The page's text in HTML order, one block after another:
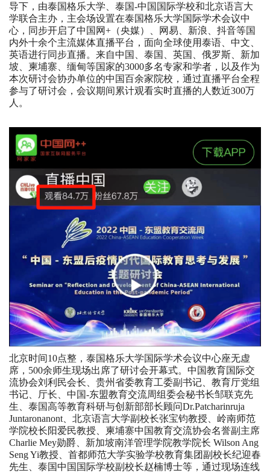
导下，由泰国格乐大学、泰国-中国国际学校和北京语言大
学联合主办，主会场设置在泰国格乐大学国际学术会议中
心，同步开启了中国网+（央媒）、网易、新浪、抖音等国
内外十余个主流媒体直播平台，面向全球使用泰语、中文、
英语进行同步直播。来自中国、泰国、英国、俄罗斯、新加
坡、柬埔寨、缅甸等国家的3000多名专家和学者，以及作为
本次研讨会协办单位的中国百余家院校，通过直播平台全程
参与了研讨会，会议期间累计观看实时直播的人数近300万
人。
北京时间10点整，泰国格乐大学国际学术会议中心座无虚
席，500余师生现场出席了研讨会开幕式。中国教育国际交
流协会刘利民会长、贵州省委教育工委副书记、教育厅党组
书记、厅长、中国-东盟教育交流周组委会秘书长邹联克先
生、泰国高等教育科研与创新部部长顾问Dr.Patcharinruja
Juntaronanont、北京语言大学副校长张宝钧教授、岭南师范
学院校长阳爱民教授、柬埔寨中国教育交流协会名誉副主席
Charlie Mey勋爵、新加坡南洋管理学院教学院长 Wilson Ang
Seng Yi教授、首都师范大学实验学校教育集团副校长纪迎春
先生、泰国中国国际学校副校长赵楠博士等，通过现场连线